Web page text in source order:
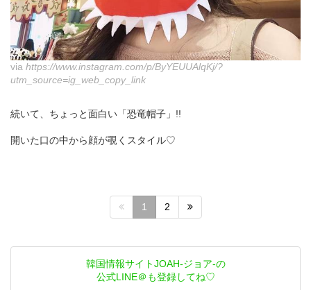
via https://www.instagram.com/p/ByYEUUAlqKj/?
utm_source=ig_web_copy_link
続いて、ちょっと面白い「恐竜帽子」!!
開いた口の中から顔が覗くスタイル♡
1 2
韓国情報サイトJOAH-ジョア-の
公式LINE＠も登録してね♡